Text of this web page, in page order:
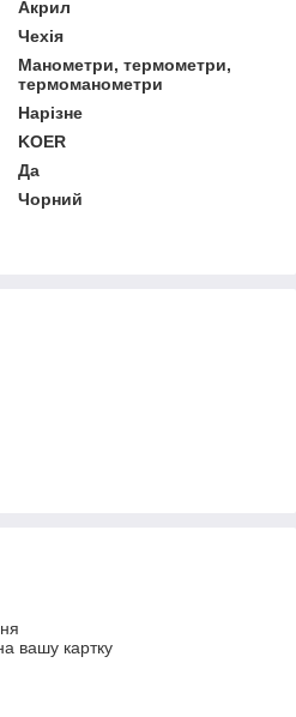
Акрил
Чехія
Манометри, термометри,
термоманометри
Нарізне
KOER
Да
Чорний
вашу картку